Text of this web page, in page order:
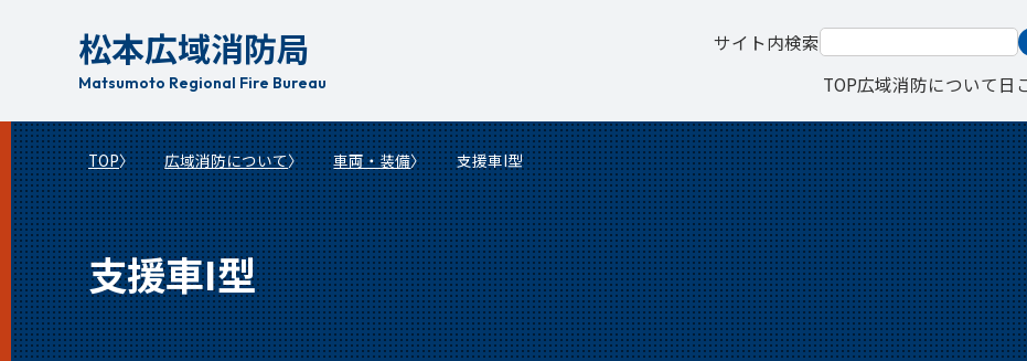
動
松本広域消防局
Matsumoto Regional Fire Bureau
サイト内検索
TOP広域消防について日
TOP 広域消防について 車両・装備 支援車I型
支援車I型